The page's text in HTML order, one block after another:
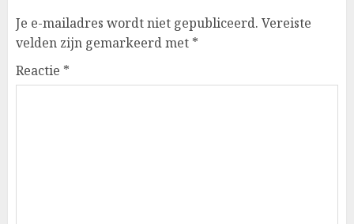
Je e-mailadres wordt niet gepubliceerd. Vereiste
velden zijn gemarkeerd met *
Reactie *